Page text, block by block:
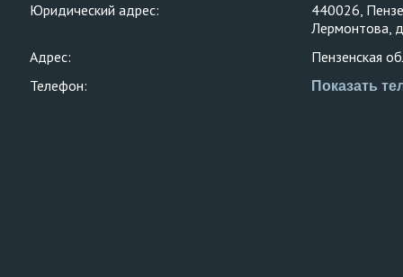
Юридический адрес:
440026,
Лермонтова,
Адрес:
Пензенская
Телефон:
Показать